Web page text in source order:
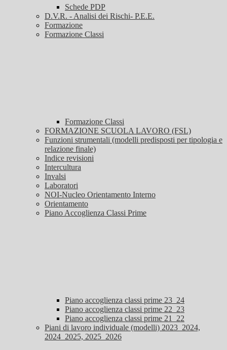
Schede PDP
D.V.R. - Analisi dei Rischi- P.E.E.
Formazione
Formazione Classi
Formazione Classi
FORMAZIONE SCUOLA LAVORO (FSL)
Funzioni strumentali (modelli predisposti per tipologia e
relazione finale)
Indice revisioni
Intercultura
Invalsi
Laboratori
NOI-Nucleo Orientamento Interno
Orientamento
Piano Accoglienza Classi Prime
Piano accoglienza classi prime 23_24
Piano accoglienza classi prime 22_23
Piano accoglienza classi prime 21_22
Piani di lavoro individuale (modelli) 2023_2024,
2024_2025, 2025_2026